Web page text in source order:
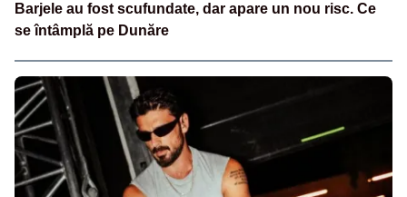
Barjele au fost scufundate, dar apare un nou risc. Ce
se întâmplă pe Dunăre